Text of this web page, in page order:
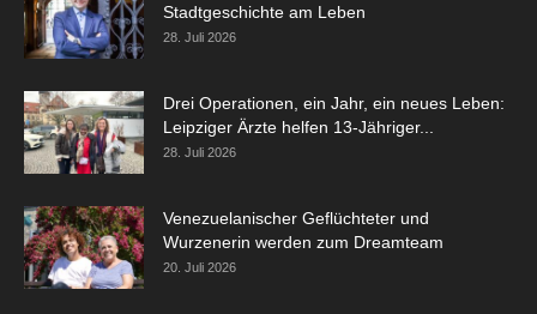
Stadtgeschichte am Leben
28. Juli 2026
Drei Operationen, ein Jahr, ein neues Leben:
Leipziger Ärzte helfen 13-Jähriger...
28. Juli 2026
Venezuelanischer Geflüchteter und
Wurzenerin werden zum Dreamteam
20. Juli 2026